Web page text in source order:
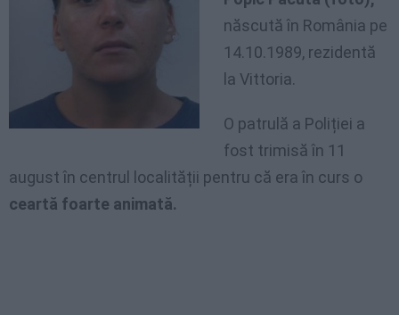
născută în România pe
14.10.1989, rezidentă
la Vittoria.
O patrulă a Poliției a
fost trimisă în 11
august în centrul localității pentru că era în curs o
ceartă foarte animată.